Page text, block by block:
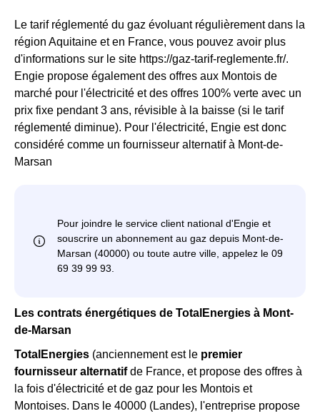
Le tarif réglementé du gaz évoluant régulièrement dans la
région Aquitaine et en France, vous pouvez avoir plus
d'informations sur le site https://gaz-tarif-reglemente.fr/.
Engie propose également des offres aux Montois de
marché pour l'électricité et des offres 100% verte avec un
prix fixe pendant 3 ans, révisible à la baisse (si le tarif
réglementé diminue). Pour l'électricité, Engie est donc
considéré comme un fournisseur alternatif à Mont-de-
Marsan
Les contrats énergétiques de TotalEnergies à Mont-
de-Marsan
TotalEnergies (anciennement est le premier
fournisseur alternatifde France, et propose des offres à
la fois d'électricité et de gaz pour les Montois et
Montoises. Dans le 40000 (Landes), l'entreprise propose